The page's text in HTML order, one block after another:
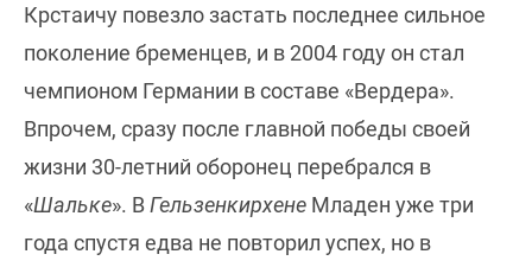
Крстаичу повезло застать последнее сильное
поколение бременцев, и в 2004 году он стал
чемпионом Германии в составе «Вердера».
Впрочем, сразу после главной победы своей
жизни 30-летний оборонец перебрался в
«Шальке». ВГельзенкирхене Младен уже три
года спустя едва не повторил успех, но в